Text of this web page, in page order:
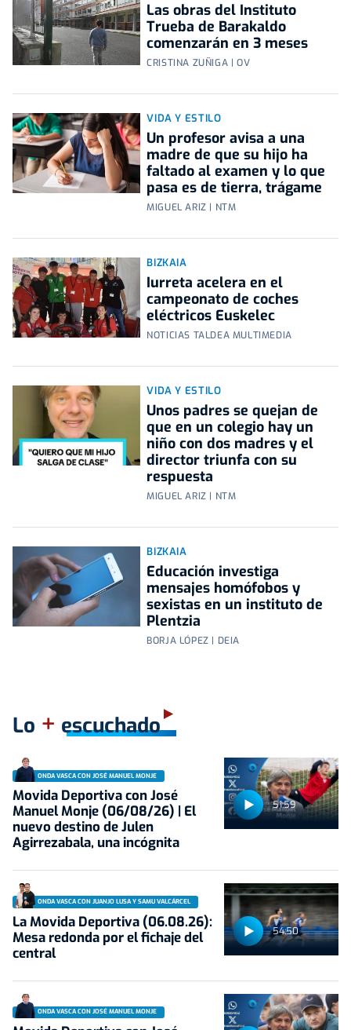
Las obras del Instituto
Trueba de Barakaldo
comenzarán en 3 meses
CRISTINA ZUÑIGA | OV
VIDA Y ESTILO
Un profesor avisa a una
madre de que su hijo ha
faltado al examen y lo que
pasa es de tierra, trágame
MIGUEL ARIZ | NTM
BIZKAIA
Iurreta acelera en el
campeonato de coches
eléctricos Euskelec
NOTICIAS TALDEA MULTIMEDIA
VIDA Y ESTILO
Unos padres se quejan de
que en un colegio hay un
niño con dos madres y el
director triunfa con su
respuesta
MIGUEL ARIZ | NTM
BIZKAIA
Educación investiga
mensajes homófobos y
sexistas en un instituto de
Plentzia
BORJA LÓPEZ | DEIA
Lo + escuchado
51:59
ONDA VASCA CON JOSÉ MANUEL MONJE
Movida Deportiva con José
Manuel Monje (06/08/26) | El
nuevo destino de Julen
Agirrezabala, una incógnita
54:50
ONDA VASCA CON JUANJO LUSA Y SAMU VALCÁRCEL
La Movida Deportiva (06.08.26):
Mesa redonda por el fichaje del
central
ONDA VASCA CON JOSÉ MANUEL MONJE